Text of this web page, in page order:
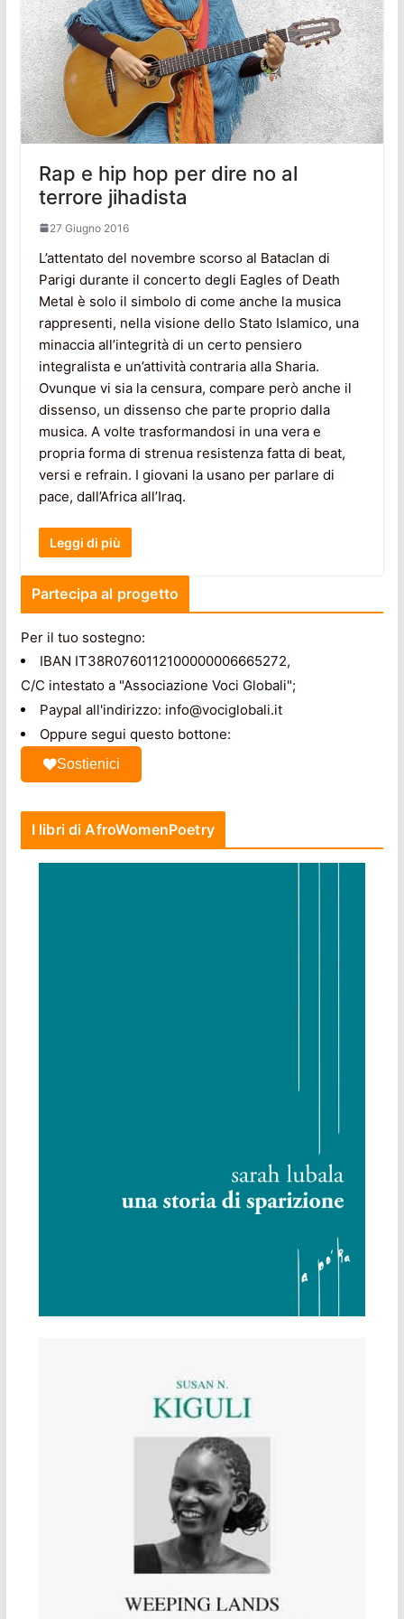
Rap e hip hop per dire no al
terrore jihadista
27 Giugno 2016
L’attentato del novembre scorso al Bataclan di
Parigi durante il concerto degli Eagles of Death
Metal è solo il simbolo di come anche la musica
rappresenti, nella visione dello Stato Islamico, una
minaccia all’integrità di un certo pensiero
integralista e un’attività contraria alla Sharia.
Ovunque vi sia la censura, compare però anche il
dissenso, un dissenso che parte proprio dalla
musica. A volte trasformandosi in una vera e
propria forma di strenua resistenza fatta di beat,
versi e refrain. I giovani la usano per parlare di
pace, dall’Africa all’Iraq.
Leggi di più
Partecipa al progetto
Per il tuo sostegno:
IBAN IT38R0760112100000006665272,
C/C intestato a "Associazione Voci Globali";
Paypal all'indirizzo: info@vociglobali.it
Oppure segui questo bottone:
Sostienici
I libri di AfroWomenPoetry